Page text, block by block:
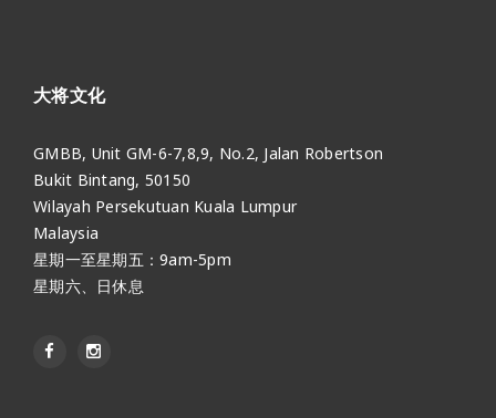
大将文化
GMBB, Unit GM-6-7,8,9, No.2, Jalan Robertson
Bukit Bintang, 50150
Wilayah Persekutuan Kuala Lumpur
Malaysia
星期一至星期五：9am-5pm
星期六、日休息